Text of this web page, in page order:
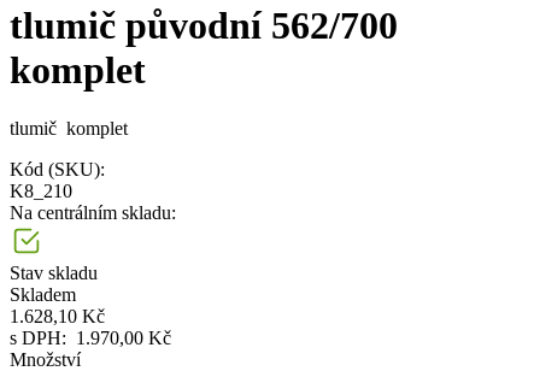
tlumič původní 562/700
komplet
tlumič komplet
Kód (SKU):
K8_210
Na centrálním skladu:
Stav skladu
Skladem
1.628,10 Kč
s DPH: 1.970,00 Kč
Množství